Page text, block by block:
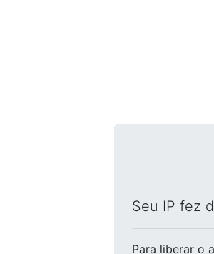
Seu IP fez
Para liberar o